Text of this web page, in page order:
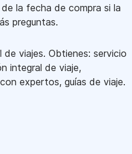
la fecha de compra si la
preguntas.
viajes. Obtienes: servicio
integral de viaje,
expertos, guías de viaje.